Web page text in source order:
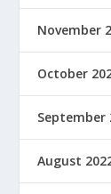
November
October
September
August